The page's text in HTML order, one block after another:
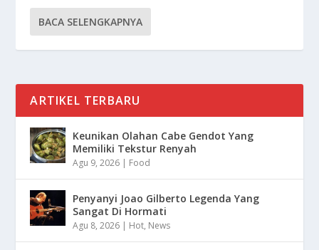
BACA SELENGKAPNYA
ARTIKEL TERBARU
Keunikan Olahan Cabe Gendot Yang
Memiliki Tekstur Renyah
Agu 9, 2026 | Food
Penyanyi Joao Gilberto Legenda Yang
Sangat Di Hormati
Agu 8, 2026 | Hot, News